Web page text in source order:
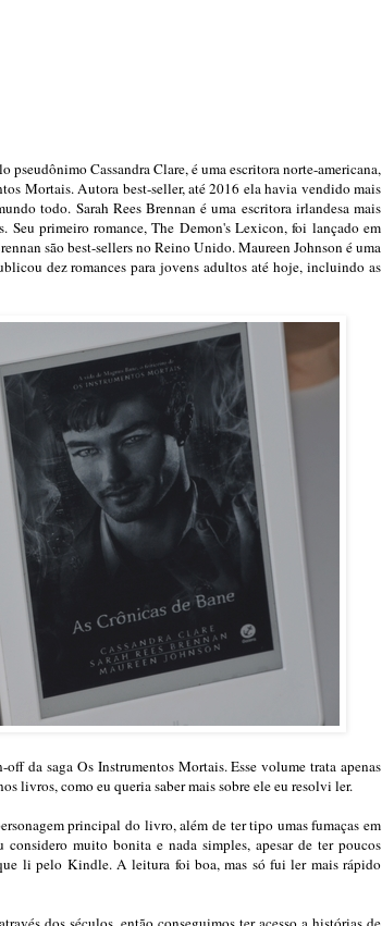
pseudônimo Cassandra Clare, é uma escritora norte-americana,
Mortais. Autora best-seller, até 2016 ela havia vendido mais
todo. Sarah Rees Brennan é uma escritora irlandesa mais
Seu primeiro romance, The Demon's Lexicon, foi lançado em
são best-sellers no Reino Unido. Maureen Johnson é uma
dez romances para jovens adultos até hoje, incluindo as
da saga Os Instrumentos Mortais. Esse volume trata apenas
livros, como eu queria saber mais sobre ele eu resolvi ler.
principal do livro, além de ter tipo umas fumaças em
considero muito bonita e nada simples, apesar de ter poucos
li pelo Kindle. A leitura foi boa, mas só fui ler mais rápido